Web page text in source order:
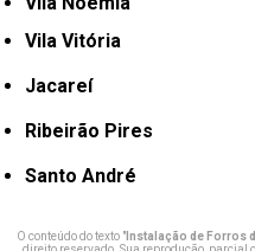
Vila Vitória
Jacareí
Ribeirão Pires
Santo André
O conteúdo do texto " Instalação de Forros